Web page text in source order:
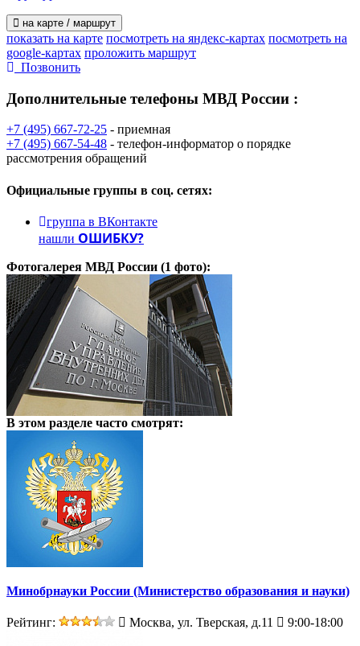
на карте / маршрут
показать на карте посмотреть на яндекс-картах посмотреть на
google-картах проложить маршрут
Позвонить
Дополнительные телефоны МВД России :
+7 (495) 667-72-25 - приемная
+7 (495) 667-54-48 - телефон-информатор о порядке
рассмотрения обращений
Официальные группы в соц. сетях:
группа в ВКонтакте
нашли ОШИБКУ?
Фотогалерея МВД России (1 фото):
В этом разделе часто смотрят:
Минобрнауки России (Министерство образования и науки)
Рейтинг: Москва, ул. Тверская, д.11 9:00-18:00